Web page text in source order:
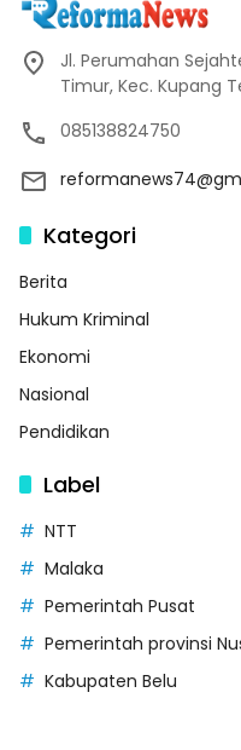
Jl. Perumahan
Timur, Kec. Kupang
085138824750
Kategori
Berita
Hukum Kriminal
Ekonomi
Nasional
Pendidikan
Label
NTT
Malaka
Pemerintah Pusat
Pemerintah provinsi
Kabupaten Belu